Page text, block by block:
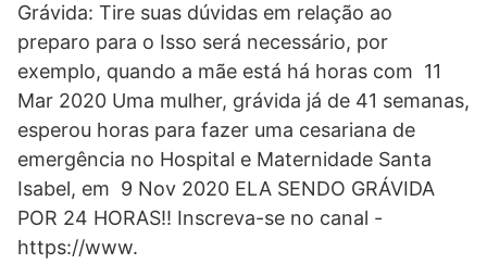
Grávida: Tire suas dúvidas em relação ao
preparo para o Isso será necessário, por
exemplo, quando a mãe está há horas com 11
Mar 2020 Uma mulher, grávida já de 41 semanas,
esperou horas para fazer uma cesariana de
emergência no Hospital e Maternidade Santa
Isabel, em 9 Nov 2020 ELA SENDO GRÁVIDA
POR 24 HORAS!! Inscreva-se no canal -
https://www.